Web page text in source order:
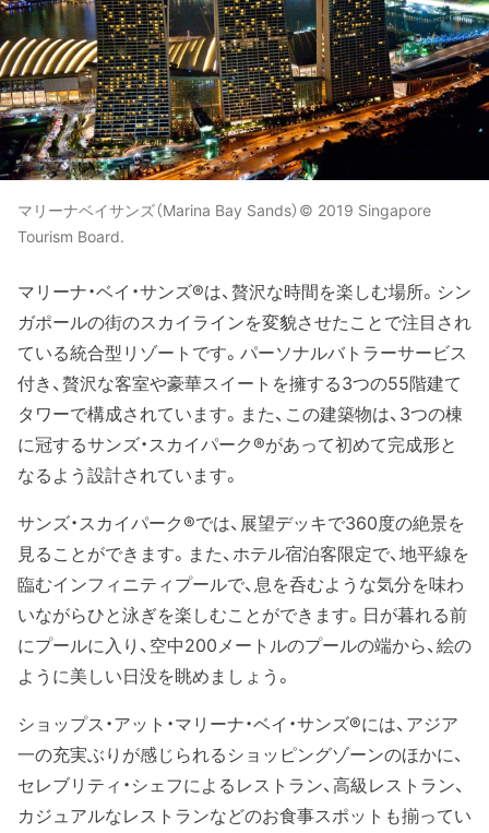
マリーナベイサンズ（Marina Bay Sands）© 2019 Singapore
Tourism Board.
マリーナ・ベイ・サンズ®は、贅沢な時間を楽しむ場所。シン
ガポールの街のスカイラインを変貌させたことで注目され
ている統合型リゾートです。パーソナルバトラーサービス
付き、贅沢な客室や豪華スイートを擁する3つの55階建て
タワーで構成されています。また、この建築物は、3つの棟
に冠するサンズ・スカイパーク®があって初めて完成形と
なるよう設計されています。
サンズ・スカイパーク®では、展望デッキで360度の絶景を
見ることができます。また、ホテル宿泊客限定で、地平線を
臨むインフィニティプールで、息を呑むような気分を味わ
いながらひと泳ぎを楽しむことができます。日が暮れる前
にプールに入り、空中200メートルのプールの端から、絵の
ように美しい日没を眺めましょう。
ショップス・アット・マリーナ・ベイ・サンズ®には、アジア
一の充実ぶりが感じられるショッピングゾーンのほかに、
セレブリティ・シェフによるレストラン、高級レストラン、
カジュアルなレストランなどのお食事スポットも揃ってい